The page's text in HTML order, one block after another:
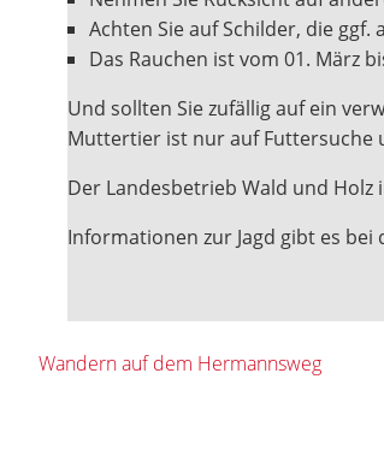
Achten Sie auf Schilder, die
Das Rauchen ist vom 01. März
Und sollten Sie zufällig auf ein
Muttertier ist nur auf Futtersuche
Der Landesbetrieb Wald und Holz
Informationen zur Jagd gibt es bei
Wandern auf dem Hermannsweg